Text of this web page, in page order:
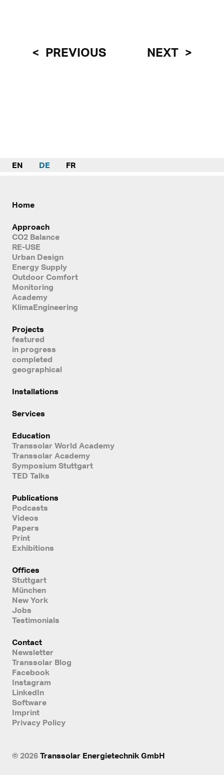
PREVIOUS NEXT
EN DE FR
Home
Approach
CO2 Balance
RE-USE
Urban Design
Energy Supply
Outdoor Comfort
Monitoring
Academy
KlimaEngineering
Projects
featured
in progress
completed
geographical
Installations
Services
Education
Transsolar World Academy
Transsolar Academy
Symposium Stuttgart
TED Talks
Publications
Podcasts
Videos
Papers
Print
Exhibitions
Offices
Stuttgart
München
New York
Jobs
Testimonials
Contact
Newsletter
Transsolar Blog
Facebook
Instagram
LinkedIn
Software
Imprint
Privacy Policy
© 2026 Transsolar Energietechnik GmbH